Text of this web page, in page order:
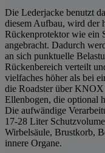
Die Lederjacke benutzt
diesem Aufbau, wird der
Rückenprotektor wie ein
angebracht. Dadurch
an sich punktuelle
Rückenbereich verteilt
vielfaches höher als bei
die Roadster über KNOX
Ellenbogen, die optional
Die aufwändige
17-28 Liter
Wirbelsäule, Brustkorb,
innere Organe.